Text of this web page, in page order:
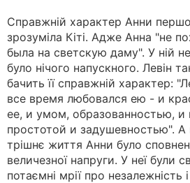
Справжній характер Анни
зрозуміла Кіті. Адже Анна "не
была на светскую даму". У ній не
було нічого напускного. Левін
бачить її справжній характер:
все время любовался ею - и
ее, и умом, образованностью, и
простотой и задушевностью". А
трішнє життя Анни було
величезної напруги. У неї були
потаємні мрії про незалежність